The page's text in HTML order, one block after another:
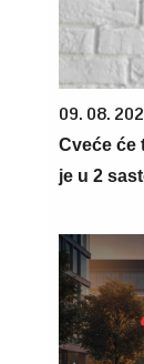
09. 08.
Cveće će
je u 2